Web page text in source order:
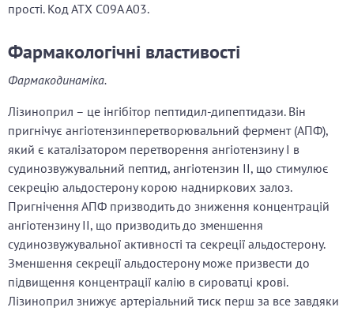
прості. Код АТХ С09А А03.
Фармакологічні властивості
Фармакодинаміка.
Лізиноприл – це інгібітор пептидил-дипептидази. Він
пригнічує ангіотензинперетворювальний фермент (АПФ),
який є каталізатором перетворення ангіотензину I в
судинозвужувальний пептид, ангіотензин II, що стимулює
секрецію альдостерону корою надниркових залоз.
Пригнічення АПФ призводить до зниження концентрацій
ангіотензину II, що призводить до зменшення
судинозвужувальної активності та секреції альдостерону.
Зменшення секреції альдостерону може призвести до
підвищення концентрації калію в сироватці крові.
Лізиноприл знижує артеріальний тиск перш за все завдяки